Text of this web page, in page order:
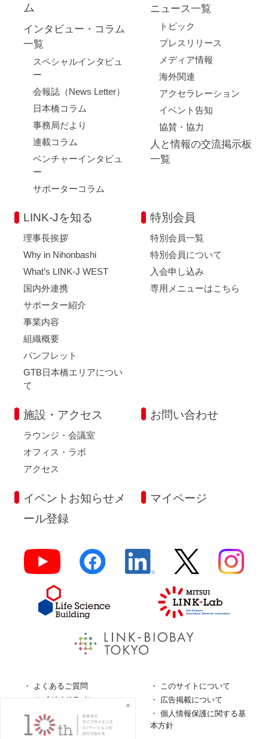
ム
インタビュー・コラム
一覧
スペシャルインタビュ
ー
会報誌（News Letter）
日本橋コラム
事務局だより
連載コラム
ベンチャーインタビュ
ー
サポーターコラム
ニュース一覧
トピック
プレスリリース
メディア情報
海外関連
アクセラレーション
イベント告知
協賛・協力
人と情報の交流掲示板
一覧
LINK-Jを知る
理事長挨拶
Why in Nihonbashi
What’s LINK-J WEST
国内外連携
サポーター紹介
事業内容
組織概要
パンフレット
GTB日本橋エリアについ
て
特別会員
特別会員一覧
特別会員について
入会申し込み
専用メニューはこちら
施設・アクセス
ラウンジ・会議室
オフィス・ラボ
アクセス
お問い合わせ
イベントお知らせメ
ール登録
マイページ
よくあるご質問
このサイトについて
ロゴガイドライン
広告掲載について
特定商取引法に基づく表
個人情報保護に関する基
本方針